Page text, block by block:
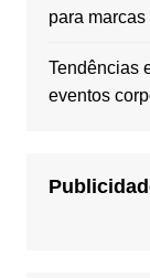
para marcas
Tendências
eventos